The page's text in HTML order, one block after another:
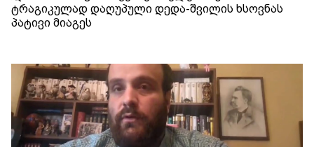
ტრაგიკულად დაღუპული დედა-შვილის ხსოვნას
პატივი მიაგეს